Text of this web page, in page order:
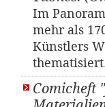
Im
mehr als
Künstlers
Comicheft